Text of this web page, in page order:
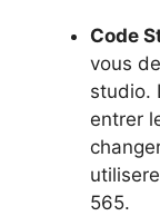
Code
vous
studio.
entrer
565.